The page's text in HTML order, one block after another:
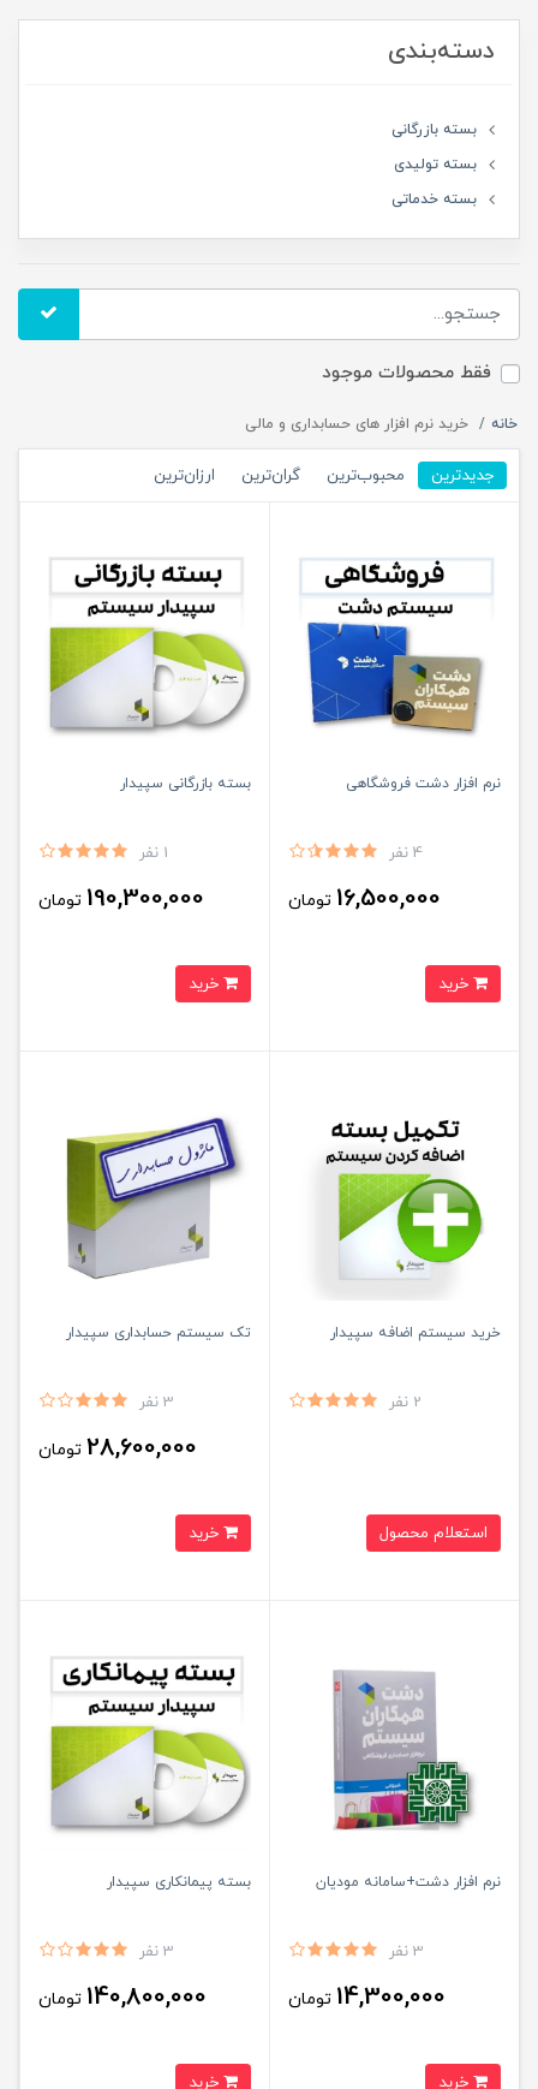
دسته‌بندی
بسته بازرگانی
بسته تولیدی
بسته خدماتی
فقط محصولات موجود
خانه خرید نرم افزار های حسابداری و مالی
جدیدترین محبوب‌ترین گران‌ترین ارزان‌ترین
نرم افزار دشت فروشگاهی
4 نفر
16,500,000 تومان
بسته بازرگانی سپیدار
1 نفر
190,300,000 تومان
خرید سیستم اضافه سپیدار
2 نفر
استعلام محصول
تک سیستم حسابداری سپیدار
3 نفر
28,600,000 تومان
نرم افزار دشت+سامانه مودیان
3 نفر
14,300,000 تومان
بسته پیمانکاری سپیدار
3 نفر
140,800,000 تومان